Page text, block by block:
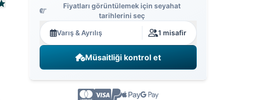
Fiyatları görüntülemek için seyahat
tarihlerini seç
Varış & Ayrılış 1 misafir
Müsaitliği kontrol et